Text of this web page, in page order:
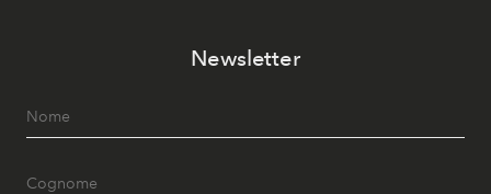
Newsletter